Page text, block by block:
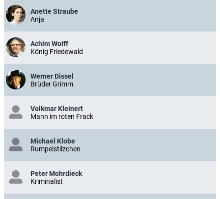
Anette Straube
Anja
Achim Wolff
König Friedewald
Werner Dissel
Brüder Grimm
Volkmar Kleinert
Mann im roten Frack
Michael Klobe
Rumpelstilzchen
Peter Mohrdieck
Kriminalist